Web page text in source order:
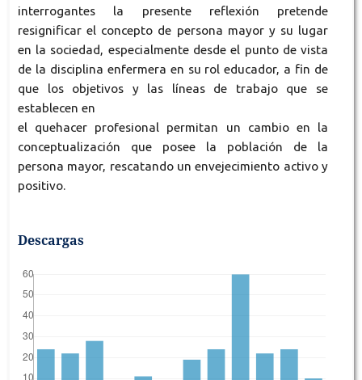
interrogantes la presente reflexión pretende
resignificar el concepto de persona mayor y su lugar
en la sociedad, especialmente desde el punto de vista
de la disciplina enfermera en su rol educador, a fin de
que los objetivos y las líneas de trabajo que se
establecen en
el quehacer profesional permitan un cambio en la
conceptualización que posee la población de la
persona mayor, rescatando un envejecimiento activo y
positivo.
Descargas